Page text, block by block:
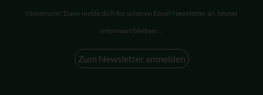
Universum? Dann melde dich für unseren Email-Newsletter an. Immer
informiert bleiben ...
Zum Newsletter anmelden